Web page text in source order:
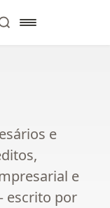
e
e
escrito por